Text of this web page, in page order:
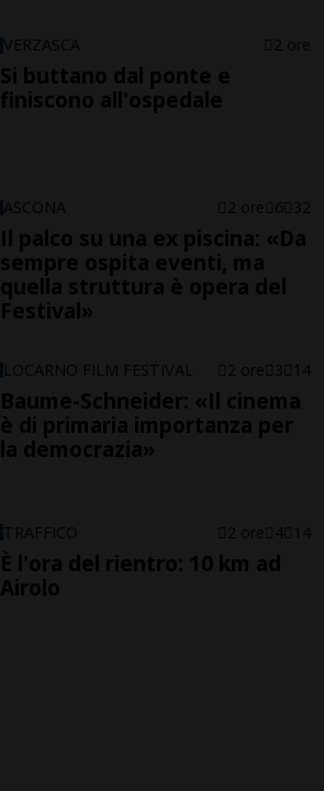
VERZASCA 2 ore
Si buttano dal ponte e
finiscono all'ospedale
ASCONA 2 ore 6 32
Il palco su una ex piscina: «Da
sempre ospita eventi, ma
quella struttura è opera del
Festival»
LOCARNO FILM FESTIVAL 2 ore 3 14
Baume-Schneider: «Il cinema
è di primaria importanza per
la democrazia»
TRAFFICO 2 ore 4 14
È l'ora del rientro: 10 km ad
Airolo